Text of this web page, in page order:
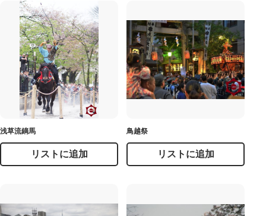
浅草流鏑馬
リストに追加
鳥越祭
リストに追加